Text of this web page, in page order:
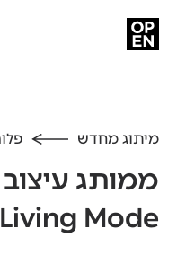
מיתוג מחדש
Mode